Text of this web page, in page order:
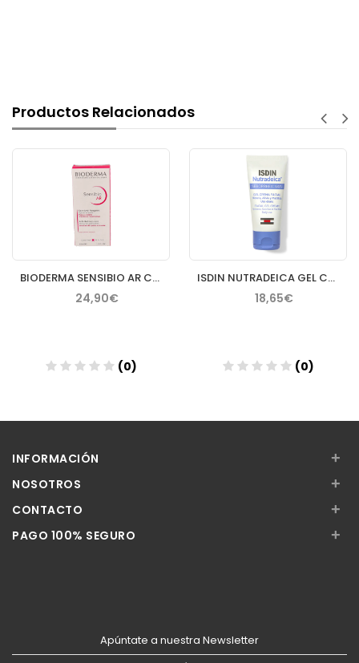
Productos Relacionados
BIODERMA SENSIBIO AR CREMA 40 ML
24,90€
(0)
ISDIN NUTRADEICA GEL CREMA FACIAL PIEL SEBORREICA 50 ML
18,65€
(0)
INFORMACIÓN +
NOSOTROS +
CONTACTO +
PAGO 100% SEGURO +
Apúntate a nuestra Newsletter